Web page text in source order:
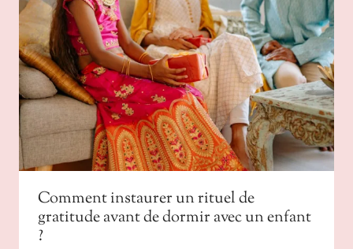
Comment instaurer un rituel de
gratitude avant de dormir avec un enfant
?